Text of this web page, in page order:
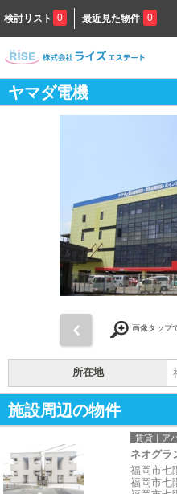
検討リスト 0 最近見た物件 0
ヤマダ電機
画像タップ
所在地
施設周辺の物件
賃貸｜ア
ネオグラ
福岡市七
福岡市七